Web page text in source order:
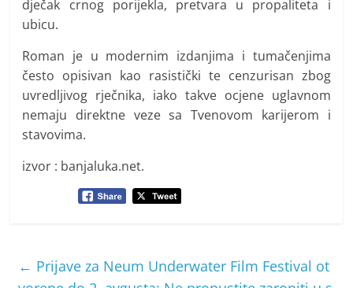
dječak crnog porijekla, pretvara u propaliteta i
ubicu.
Roman je u modernim izdanjima i tumačenjima
često opisivan kao rasistički te cenzurisan zbog
uvredljivog rječnika, iako takve ocjene uglavnom
nemaju direktne veze sa Tvenovom karijerom i
stavovima.
izvor : banjaluka.net.
← Prijave za Neum Underwater Film Festival ot